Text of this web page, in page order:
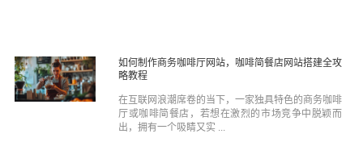
如何制作商务咖啡厅网站，咖啡简餐店网站搭建全攻
略教程
在互联网浪潮席卷的当下，一家独具特色的商务咖啡
厅或咖啡简餐店，若想在激烈的市场竞争中脱颖而
出，拥有一个吸睛又实 ...